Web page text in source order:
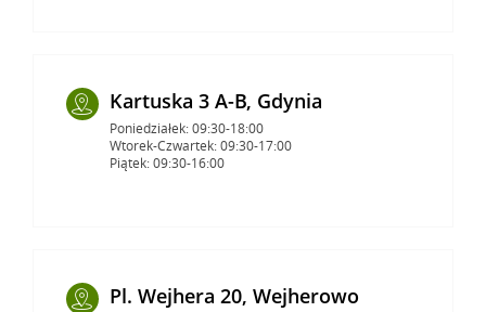
Kartuska 3 A-B, Gdynia
Poniedziałek: 09:30-18:00
Wtorek-Czwartek: 09:30-17:00
Piątek: 09:30-16:00
Pl. Wejhera 20, Wejherowo